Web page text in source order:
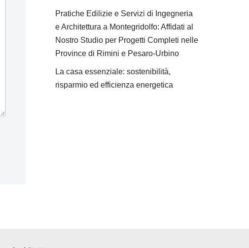
Pratiche Edilizie e Servizi di Ingegneria
e Architettura a Montegridolfo: Affidati al
Nostro Studio per Progetti Completi nelle
Province di Rimini e Pesaro-Urbino
La casa essenziale: sostenibilità,
risparmio ed efficienza energetica